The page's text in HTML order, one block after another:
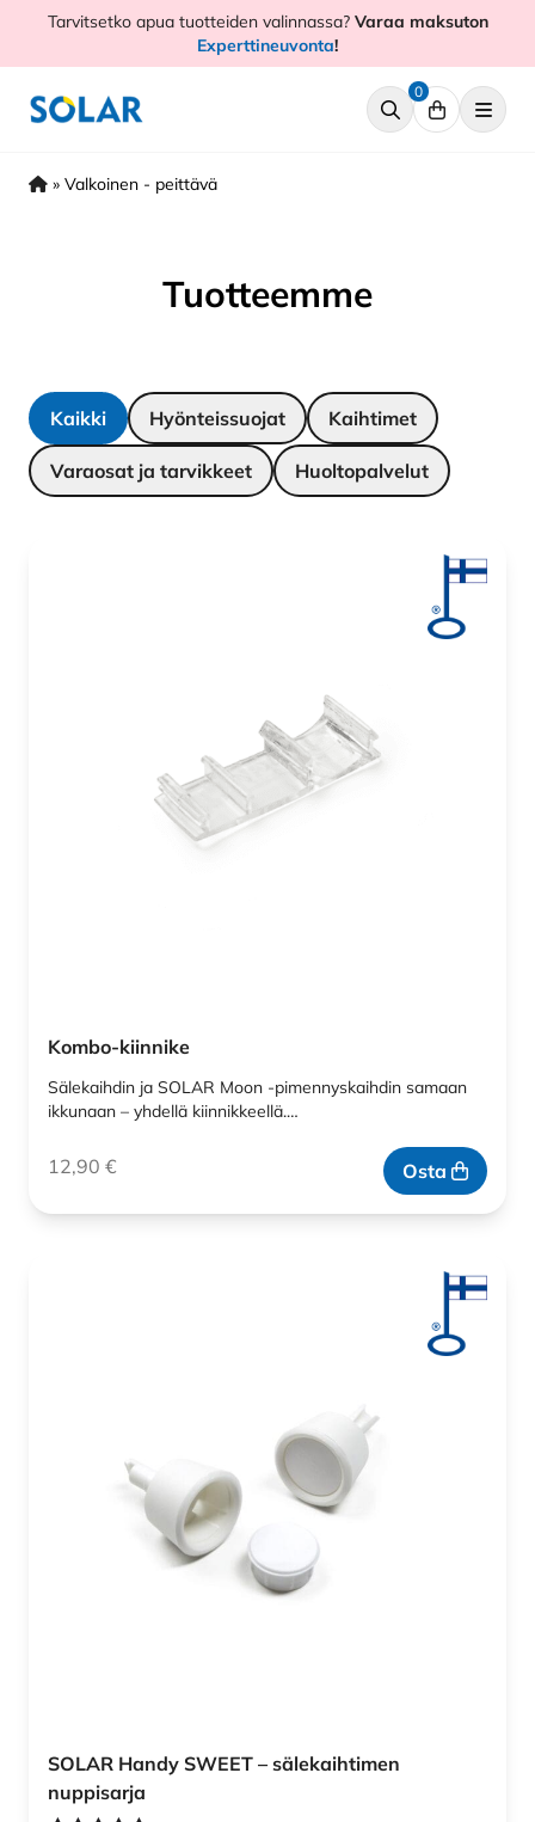
HyppääTarvitsetko apua tuotteiden valinnassa?Varaa maksuton
Experttineuvonta!
0
» Valkoinen - peittävä
Tuotteemme
Kaikki Hyönteissuojat Kaihtimet
Varaosat ja tarvikkeet Huoltopalvelut
Kombo-kiinnike
Sälekaihdin ja SOLAR Moon -pimennyskaihdin samaan
ikkunaan – yhdellä kiinnikkeellä.…
12,90 € Osta
SOLAR Handy SWEET – sälekaihtimen
nuppisarja